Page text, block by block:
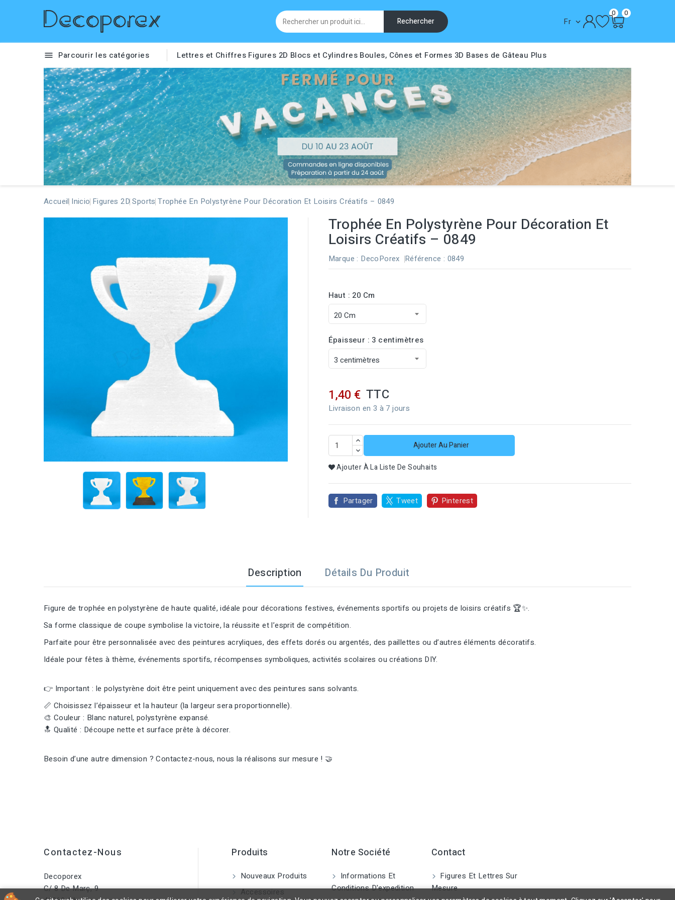
Rechercher Fr 
0 0
 Parcourir les catégories Lettres et Chiffres Figures 2D Blocs et Cylindres Boules, Cônes et Formes 3D Bases de Gâteau Plus
Accueil Inicio Figures 2D Sports Trophée En Polystyrène Pour Décoration Et Loisirs Créatifs – 0849
Trophée En Polystyrène Pour Décoration Et
Loisirs Créatifs – 0849
Marque : DecoPorex Référence : 0849
Haut : 20 Cm
Épaisseur : 3 centimètres
1,40 € TTC
Livraison en 3 à 7 jours
Ajouter Au Panier
Ajouter À La Liste De Souhaits
Partager Tweet Pinterest
Description Détails Du Produit
Figure de trophée en polystyrène de haute qualité, idéale pour décorations festives, événements sportifs ou projets de loisirs créatifs 🏆✨.
Sa forme classique de coupe symbolise la victoire, la réussite et l’esprit de compétition.
Parfaite pour être personnalisée avec des peintures acryliques, des effets dorés ou argentés, des paillettes ou d’autres éléments décoratifs.
Idéale pour fêtes à thème, événements sportifs, récompenses symboliques, activités scolaires ou créations DIY.
👉 Important : le polystyrène doit être peint uniquement avec des peintures sans solvants.
📏 Choisissez l’épaisseur et la hauteur (la largeur sera proportionnelle).
🎨 Couleur : Blanc naturel, polystyrène expansé.
🔝 Qualité : Découpe nette et surface prête à décorer.
Besoin d’une autre dimension ? Contactez-nous, nous la réalisons sur mesure ! 🤝
Contactez-Nous
Decoporex
C/ 8 De Març, 9
Produits
Nouveaux Produits
Accessoires
Notre Société
Informations Et
Conditions D'expedition
Contact
Figures Et Lettres Sur
Mesure